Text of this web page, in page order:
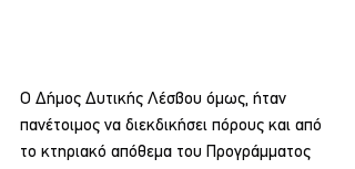
Ο Δήμος Δυτικής Λέσβου όμως, ήταν
πανέτοιμος να διεκδικήσει πόρους και από
το κτηριακό απόθεμα του Προγράμματος